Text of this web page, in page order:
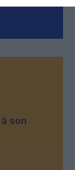
à son